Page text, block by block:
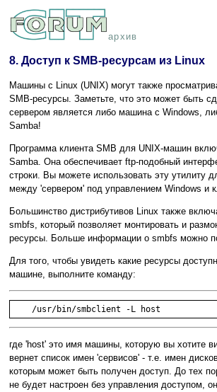
архив
8. Доступ к SMB-ресурсам из Linux
Машины с Linux (UNIX) могут также
SMB-ресурсы. Заметьте, что это может быть
сервером является либо машина с Windows,
Samba!
Программа клиента SMB для UNIX-машин
Samba. Она обеспечивает ftp-подобный
строки. Вы можете использовать эту утилиту
между 'сервером' под управлением Windows и
Большинство дистрибутивов Linux также
smbfs, который позволяет монтировать и
ресурсы. Больше информации о smbfs можно
Для того, чтобы увидеть какие ресурсы
машине, выполните команду:
где 'host' это имя машины, которую вы хотите
вернет список имен 'сервисов' - т.е. имен
которым может быть получен доступ. До тех
не будет настроен без управления доступом,